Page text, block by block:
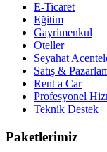
E-Ticaret
Eğitim
Gayrimenkul
Oteller
Seyahat
Satış &
Rent a Car
Profesyonel
Teknik Destek
Paketlerimiz